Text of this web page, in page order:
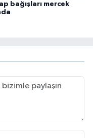
bağışları mercek